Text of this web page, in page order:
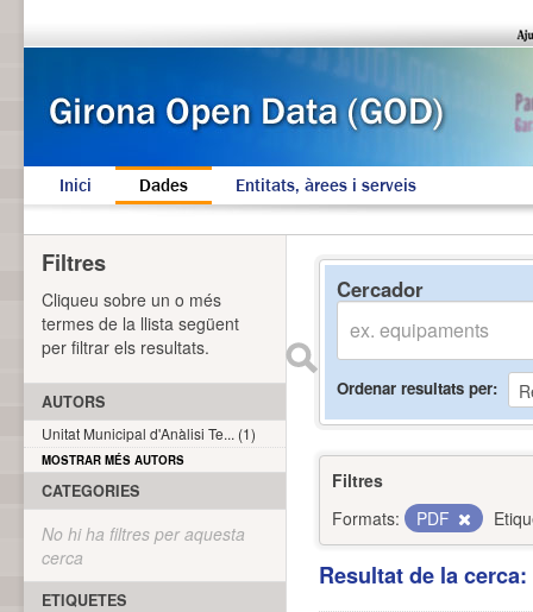
Inici Dades Entitats, àrees i serveis
Cercador
Ordenar resultats per
Filtres
Formats:
PDF
Resultat de la
Filtres
Cliqueu sobre un o més
termes de la llista següent
per filtrar els resultats.
AUTORS
Unitat Municipal d'Anàlisi Te... (1)
MOSTRAR MÉS AUTORS
CATEGORIES
No hi ha filtres per aquesta
cerca
ETIQUETES